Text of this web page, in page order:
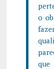
o
que